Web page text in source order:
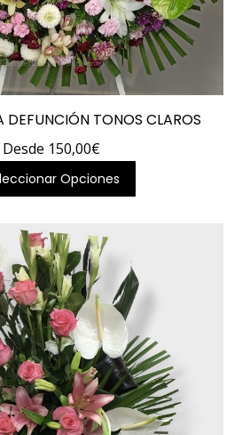
DEFUNCIÓN TONOS CLAROS
Desde 150,00€
Opciones
producto
variantes.
Las
se
pueden
elegir
en